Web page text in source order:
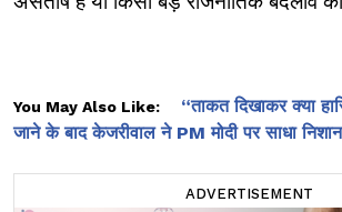
You May Also Like:
“ताकत दिखाकर क्या
जाने के बाद केजरीवाल ने PM मोदी पर साधा
ADVERTISEMENT